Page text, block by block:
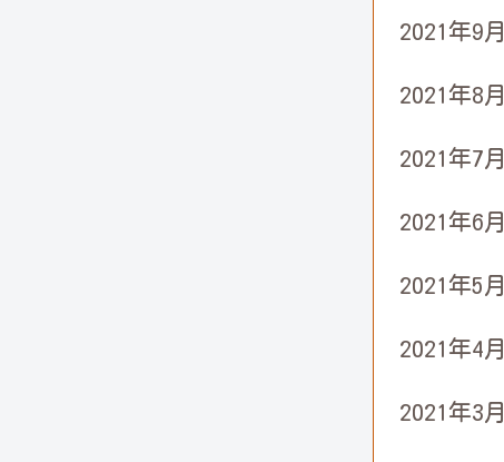
2021年9月
2021年8月
2021年7月
2021年6月
2021年5月
2021年4月
2021年3月